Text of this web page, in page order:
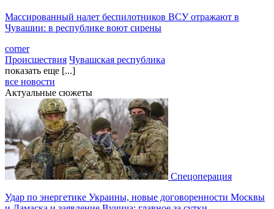
Массированный налет беспилотников ВСУ отражают в
Чувашии: в республике воют сирены
corner
Происшествия Чувашская республика
показать еще [...]
все новости
Актуальные сюжеты
Спецоперация
Удар по энергетике Украины, новые договоренности Москвы